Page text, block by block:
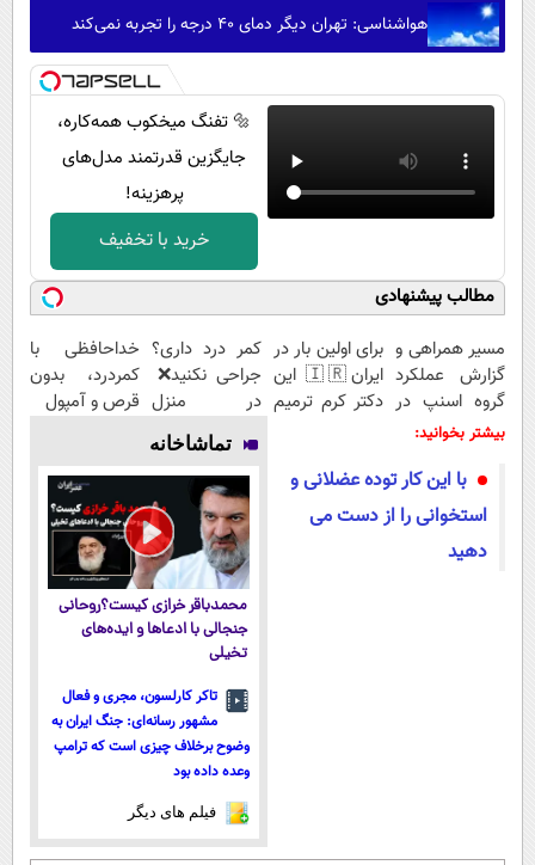
هواشناسی: تهران دیگر دمای ۴۰ درجه را تجربه نمی‌کند
🔩 تفنگ میخکوب همه‌کاره،
جایگزین قدرتمند مدل‌های
پرهزینه!
خرید با تخفیف
مطالب پیشنهادی
مسیر همراهی و
گزارش عملکرد
گروه اسنپ در
۱۴۰۴
برای اولین بار در
ایران🇮🇷 این
دکتر کرم ترمیم
کمر درد داری؟
جراحی نکنید❌
در منزل
درمانش کن
(◂پرسش‌نامه)
خداحافظی با
کمردرد، بدون
قرص و آمپول
بیشتر بخوانید:
با این کار توده عضلانی و
استخوانی را از دست می‌
دهید
تماشاخانه
محمدباقر خرازی کیست؟روحانی
جنجالی با ادعاها و ایده‌های
تخیلی
تاکر کارلسون، مجری و فعال
مشهور رسانه‌ای: جنگ ایران به
وضوح برخلاف چیزی است که ترامپ
وعده داده بود
فیلم های دیگر